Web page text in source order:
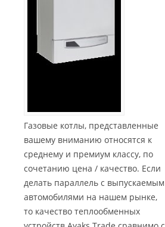
Газовые котлы, представленные
вашему вниманию относятся к
среднему и премиум классу, по
сочетанию цена / качество. Если
делать параллель с выпускаемым
автомобилями на нашем рынке,
то качество теплообменных